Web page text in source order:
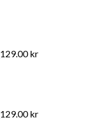
129.00kr
129.00kr